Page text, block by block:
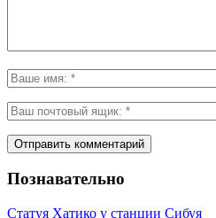
Познавательно
Статуя Хатико у станции Сибуя